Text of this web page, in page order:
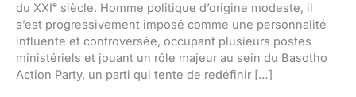
du XXIᵉ siècle. Homme politique d’origine modeste, il
s’est progressivement imposé comme une personnalité
influente et controversée, occupant plusieurs postes
ministériels et jouant un rôle majeur au sein du Basotho
Action Party, un parti qui tente de redéfinir […]